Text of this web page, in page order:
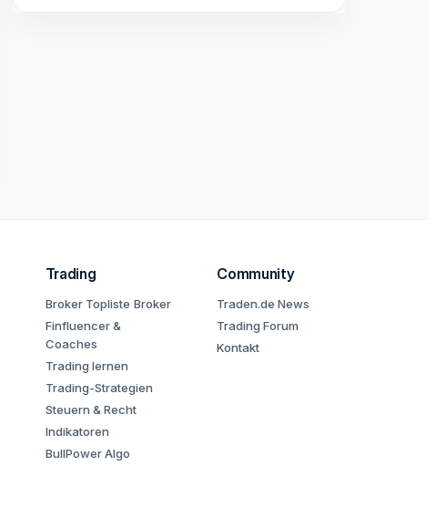
Trading
Broker Topliste Broker
Finfluencer &
Coaches
Trading lernen
Trading-Strategien
Steuern & Recht
Indikatoren
BullPower Algo
Community
Traden.de News
Trading Forum
Kontakt